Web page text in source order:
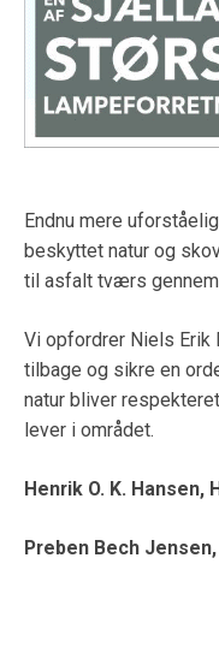
Endnu mere
beskyttet natur og
til asfalt tværs
Vi opfordrer Niels
tilbage og sikre en
natur bliver
lever i området.
Henrik O. K. Hansen,
Preben Bech